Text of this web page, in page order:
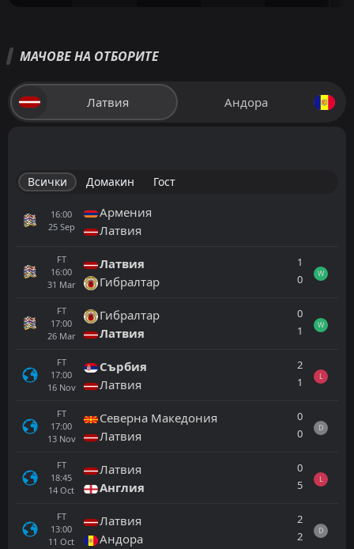
МАЧОВЕ НА ОТБОРИТЕ
Латвия Андора
Всички Домакин Гост
16:00
25 Sep
Армения
Латвия
FT
16:00
31 Mar
Латвия
Гибралтар
1
0
W
FT
17:00
26 Mar
Гибралтар
Латвия
0
1
W
FT
17:00
16 Nov
Сърбия
Латвия
2
1
L
FT
17:00
13 Nov
Северна Македония
Латвия
0
0
D
FT
18:45
14 Oct
Латвия
Англия
0
5
L
FT
13:00
11 Oct
Латвия
Андора
2
2
D